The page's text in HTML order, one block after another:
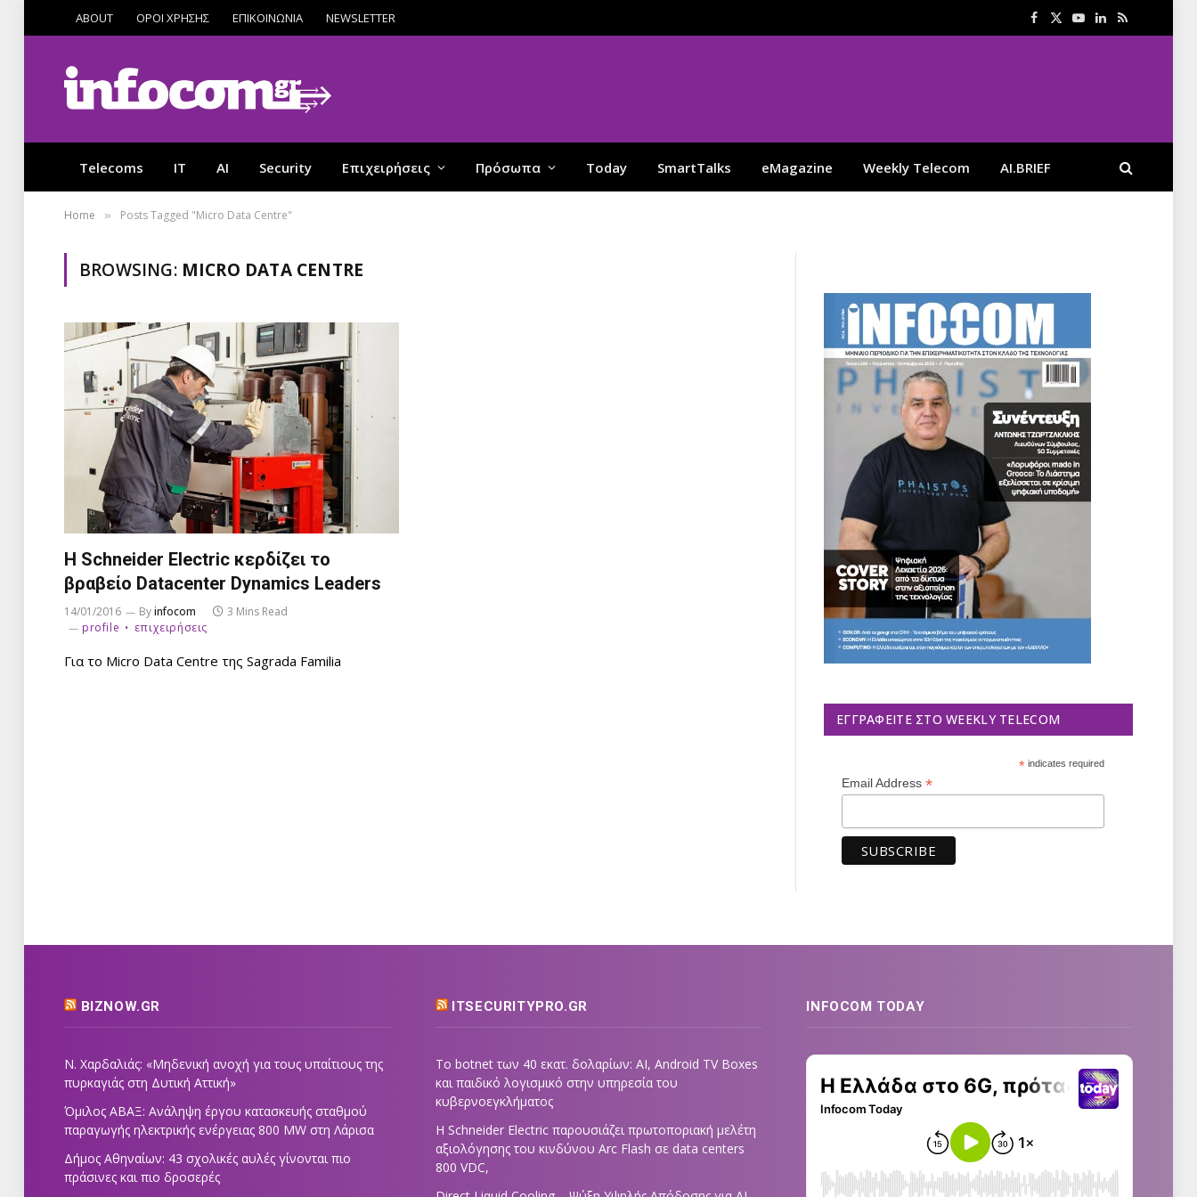
ABOUT ΟΡΟΙ ΧΡΗΣΗΣ ΕΠΙΚΟΙΝΩΝΙΑ NEWSLETTER Facebook
X
YouTube
LinkedIn
RSS
Telecoms IT AI Security Επιχειρήσεις Πρόσωπα Today SmartTalks eMagazine Weekly Telecom AI.BRIEF
Home » Posts Tagged "Micro Data Centre"
BROWSING: MICRO DATA CENTRE
Η Schneider Electric κερδίζει το
βραβείο Datacenter Dynamics Leaders
14/01/2016 Byinfocom
3 Mins Read
profile
επιχειρήσεις
Για το Micro Data Centre της Sagrada Familia
ΕΓΓΡΑΦΕΊΤΕ ΣΤΟ WEEKLY TELECOM
*indicates required
Email Address *
BIZNOW.GR
Ν. Χαρδαλιάς: «Μηδενική ανοχή για τους υπαίτιους της
πυρκαγιάς στη Δυτική Αττική»
Όμιλος ΑΒΑΞ: Ανάληψη έργου κατασκευής σταθμού
παραγωγής ηλεκτρικής ενέργειας 800 ΜW στη Λάρισα
Δήμος Αθηναίων: 43 σχολικές αυλές γίνονται πιο
πράσινες και πιο δροσερές
ITSECURITYPRO.GR
Το botnet των 40 εκατ. δολαρίων: AI, Android TV Boxes
και παιδικό λογισμικό στην υπηρεσία του
κυβερνοεγκλήματος
Η Schneider Electric παρουσιάζει πρωτοποριακή μελέτη
αξιολόγησης του κινδύνου Arc Flash σε data centers
800 VDC,
INFOCOM TODAY